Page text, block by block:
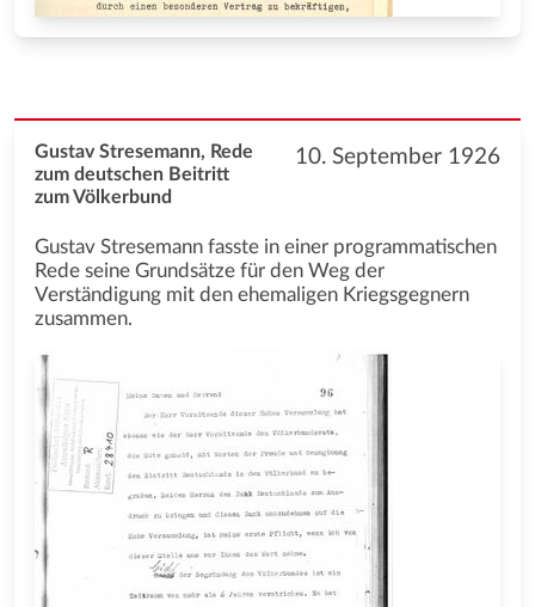
10. September 1926
Gustav Stresemann, Rede
zum deutschen Beitritt
zum Völkerbund
Gustav Stresemann fasste in einer programmatischen
Rede seine Grundsätze für den Weg der
Verständigung mit den ehemaligen Kriegsgegnern
zusammen.